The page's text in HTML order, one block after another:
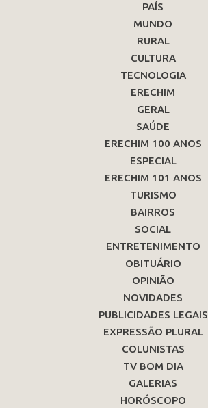
PAÍS
MUNDO
RURAL
CULTURA
TECNOLOGIA
ERECHIM
GERAL
SAÚDE
ERECHIM 100 ANOS
ESPECIAL
ERECHIM 101 ANOS
TURISMO
BAIRROS
SOCIAL
ENTRETENIMENTO
OBITUÁRIO
OPINIÃO
NOVIDADES
PUBLICIDADES LEGAIS
EXPRESSÃO PLURAL
COLUNISTAS
TV BOM DIA
GALERIAS
HORÓSCOPO